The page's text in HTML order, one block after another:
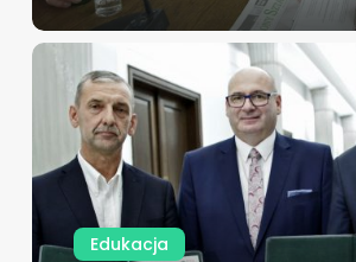
Edukacja